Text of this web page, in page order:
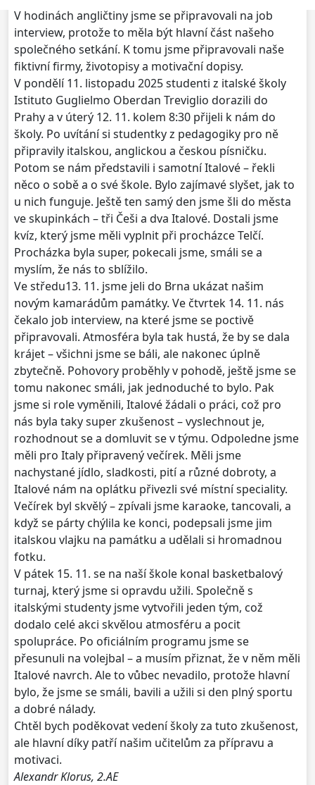
V hodinách angličtiny jsme se připravovali na job
interview, protože to měla být hlavní část našeho
společného setkání. K tomu jsme připravovali naše
fiktivní firmy, životopisy a motivační dopisy.
V pondělí 11. listopadu 2025 studenti z italské školy
Istituto Guglielmo Oberdan Treviglio dorazili do
Prahy a v úterý 12. 11. kolem 8:30 přijeli k nám do
školy. Po uvítání si studentky z pedagogiky pro ně
připravily italskou, anglickou a českou písničku.
Potom se nám představili i samotní Italové – řekli
něco o sobě a o své škole. Bylo zajímavé slyšet, jak to
u nich funguje. Ještě ten samý den jsme šli do města
ve skupinkách – tři Češi a dva Italové. Dostali jsme
kvíz, který jsme měli vyplnit při procházce Telčí.
Procházka byla super, pokecali jsme, smáli se a
myslím, že nás to sblížilo.
Ve středu13. 11. jsme jeli do Brna ukázat našim
novým kamarádům památky. Ve čtvrtek 14. 11. nás
čekalo job interview, na které jsme se poctivě
připravovali. Atmosféra byla tak hustá, že by se dala
krájet – všichni jsme se báli, ale nakonec úplně
zbytečně. Pohovory proběhly v pohodě, ještě jsme se
tomu nakonec smáli, jak jednoduché to bylo. Pak
jsme si role vyměnili, Italové žádali o práci, což pro
nás byla taky super zkušenost – vyslechnout je,
rozhodnout se a domluvit se v týmu. Odpoledne jsme
měli pro Italy připravený večírek. Měli jsme
nachystané jídlo, sladkosti, pití a různé dobroty, a
Italové nám na oplátku přivezli své místní speciality.
Večírek byl skvělý – zpívali jsme karaoke, tancovali, a
když se párty chýlila ke konci, podepsali jsme jim
italskou vlajku na památku a udělali si hromadnou
fotku.
V pátek 15. 11. se na naší škole konal basketbalový
turnaj, který jsme si opravdu užili. Společně s
italskými studenty jsme vytvořili jeden tým, což
dodalo celé akci skvělou atmosféru a pocit
spolupráce. Po oficiálním programu jsme se
přesunuli na volejbal – a musím přiznat, že v něm měli
Italové navrch. Ale to vůbec nevadilo, protože hlavní
bylo, že jsme se smáli, bavili a užili si den plný sportu
a dobré nálady.
Chtěl bych poděkovat vedení školy za tuto zkušenost,
ale hlavní díky patří našim učitelům za přípravu a
motivaci.
Alexandr Klorus, 2.AE